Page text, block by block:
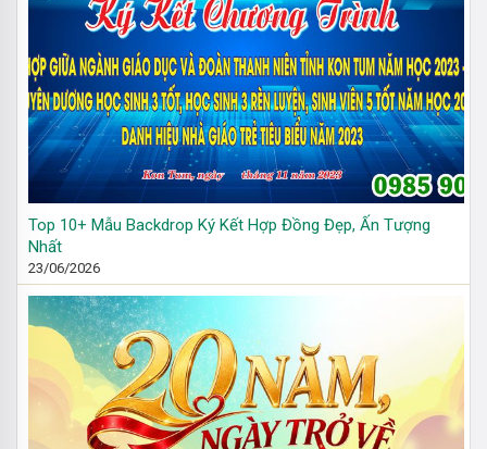
Top 10+ Mẫu Backdrop Ký Kết Hợp Đồng Đẹp, Ấn Tượng
Nhất
23/06/2026